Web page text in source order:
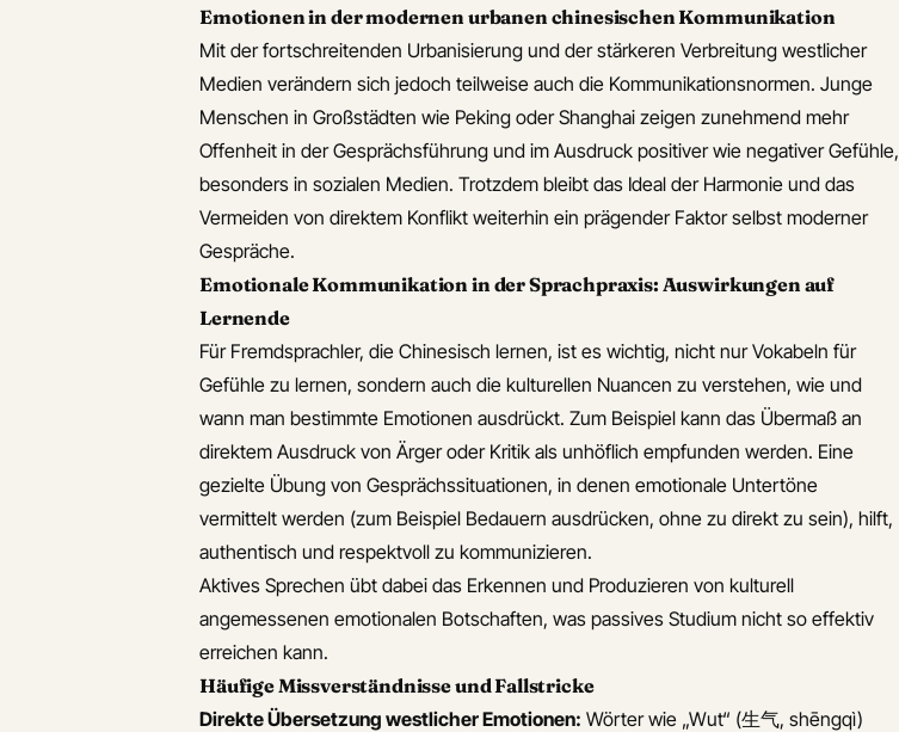
Emotionen in der modernen urbanen chinesischen Kommunikation
Mit der fortschreitenden Urbanisierung und der stärkeren Verbreitung westlicher
Medien verändern sich jedoch teilweise auch die Kommunikationsnormen. Junge
Menschen in Großstädten wie Peking oder Shanghai zeigen zunehmend mehr
Offenheit in der Gesprächsführung und im Ausdruck positiver wie negativer Gefühle,
besonders in sozialen Medien. Trotzdem bleibt das Ideal der Harmonie und das
Vermeiden von direktem Konflikt weiterhin ein prägender Faktor selbst moderner
Gespräche.
Emotionale Kommunikation in der Sprachpraxis: Auswirkungen auf
Lernende
Für Fremdsprachler, die Chinesisch lernen, ist es wichtig, nicht nur Vokabeln für
Gefühle zu lernen, sondern auch die kulturellen Nuancen zu verstehen, wie und
wann man bestimmte Emotionen ausdrückt. Zum Beispiel kann das Übermaß an
direktem Ausdruck von Ärger oder Kritik als unhöflich empfunden werden. Eine
gezielte Übung von Gesprächssituationen, in denen emotionale Untertöne
vermittelt werden (zum Beispiel Bedauern ausdrücken, ohne zu direkt zu sein), hilft,
authentisch und respektvoll zu kommunizieren.
Aktives Sprechen übt dabei das Erkennen und Produzieren von kulturell
angemessenen emotionalen Botschaften, was passives Studium nicht so effektiv
erreichen kann.
Häufige Missverständnisse und Fallstricke
Direkte Übersetzung westlicher Emotionen: Wörter wie „Wut“ (生气, shēngqì)